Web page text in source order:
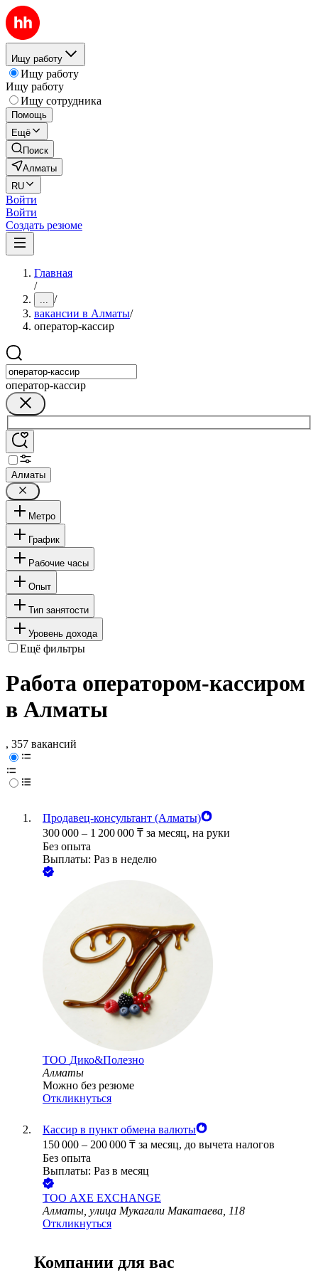
Ищу работу
Ищу работу
Ищу работу
Ищу сотрудника
Помощь
Ещё
Поиск
Алматы
RU
Войти
Войти
Создать резюме
Главная
/
... /
вакансии в Алматы/
оператор-кассир
оператор-кассир
Алматы
Метро
График
Рабочие часы
Опыт
Тип занятости
Уровень дохода
Ещё фильтры
Работа оператором-кассиром
в Алматы
, 357 вакансий
Продавец-консультант (Алматы)
300 000 – 1 200 000 ₸ за месяц, на руки
Без опыта
Выплаты: Раз в неделю
ТОО Дико&Полезно
Алматы
Можно без резюме
Откликнуться
Кассир в пункт обмена валюты
150 000 – 200 000 ₸ за месяц, до вычета налогов
Без опыта
Выплаты: Раз в месяц
ТОО AXE EXCHANGE
Алматы, улица Мукагали Макатаева, 118
Откликнуться
Компании для вас